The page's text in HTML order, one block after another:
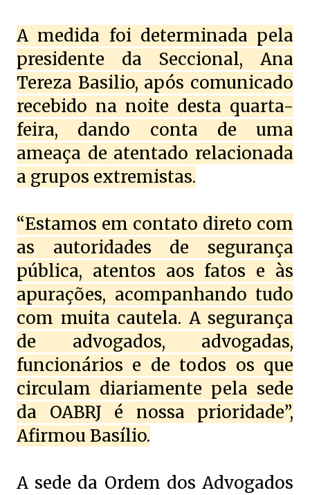
A medida foi determinada pela
presidente da Seccional, Ana
Tereza Basilio, após comunicado
recebido na noite desta quarta-
feira, dando conta de uma
ameaça de atentado relacionada
a grupos extremistas.
“Estamos em contato direto com
as autoridades de segurança
pública, atentos aos fatos e às
apurações, acompanhando tudo
com muita cautela. A segurança
de advogados, advogadas,
funcionários e de todos os que
circulam diariamente pela sede
da OABRJ é nossa prioridade”,
Afirmou Basílio.
A sede da Ordem dos Advogados